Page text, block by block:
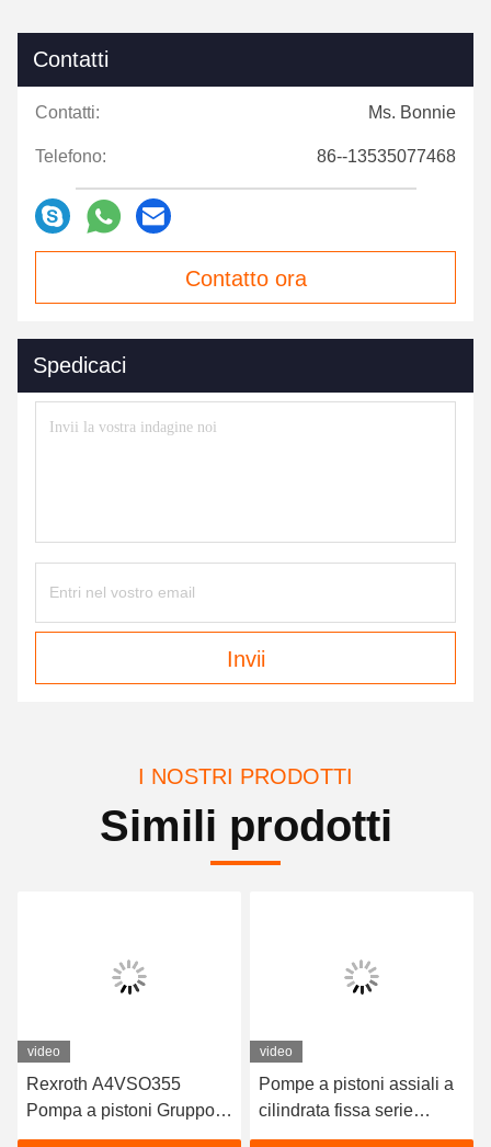
Contatti
Contatti: Ms. Bonnie
Telefono: 86--13535077468
Contatto ora
Spedicaci
Invii
I NOSTRI PRODOTTI
Simili prodotti
video
Rexroth A4VSO355
Pompa a pistoni Gruppo
rotante pompa idraulica
video
Pompe a pistoni assiali a
cilindrata fissa serie
Rexroth A4FO Pompe a